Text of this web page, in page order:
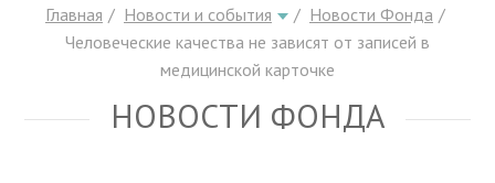
Главная Новости и события
Новости Фонда
Человеческие качества не зависят от записей в
медицинской карточке
НОВОСТИ ФОНДА